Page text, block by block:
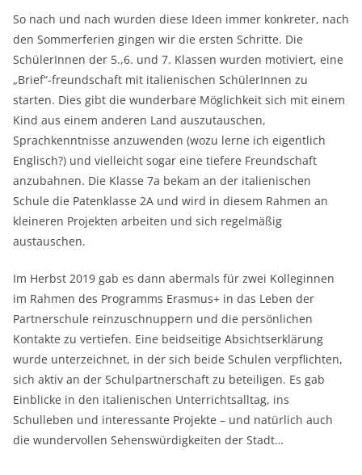
So nach und nach wurden diese Ideen immer konkreter, nach
den Sommerferien gingen wir die ersten Schritte. Die
SchülerInnen der 5.,6. und 7. Klassen wurden motiviert, eine
„Brief“-freundschaft mit italienischen SchülerInnen zu
starten. Dies gibt die wunderbare Möglichkeit sich mit einem
Kind aus einem anderen Land auszutauschen,
Sprachkenntnisse anzuwenden (wozu lerne ich eigentlich
Englisch?) und vielleicht sogar eine tiefere Freundschaft
anzubahnen. Die Klasse 7a bekam an der italienischen
Schule die Patenklasse 2A und wird in diesem Rahmen an
kleineren Projekten arbeiten und sich regelmäßig
austauschen.
Im Herbst 2019 gab es dann abermals für zwei Kolleginnen
im Rahmen des Programms Erasmus+ in das Leben der
Partnerschule reinzuschnuppern und die persönlichen
Kontakte zu vertiefen. Eine beidseitige Absichtserklärung
wurde unterzeichnet, in der sich beide Schulen verpflichten,
sich aktiv an der Schulpartnerschaft zu beteiligen. Es gab
Einblicke in den italienischen Unterrichtsalltag, ins
Schulleben und interessante Projekte – und natürlich auch
die wundervollen Sehenswürdigkeiten der Stadt…